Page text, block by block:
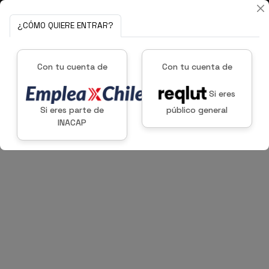
¿CÓMO QUIERE ENTRAR?
Con tu cuenta de
Si eres parte de
INACAP
Con tu cuenta de
Si eres
público general